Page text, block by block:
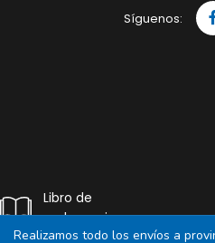
Realizamos todo los envíos a
Síguenos:
Libro de
reclamaciones